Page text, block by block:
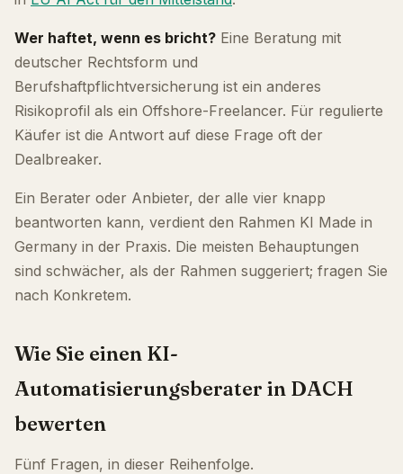
Wer haftet, wenn es bricht? Eine Beratung mit
deutscher Rechtsform und
Berufshaftpflichtversicherung ist ein anderes
Risikoprofil als ein Offshore-Freelancer. Für regulierte
Käufer ist die Antwort auf diese Frage oft der
Dealbreaker.
Ein Berater oder Anbieter, der alle vier knapp
beantworten kann, verdient den Rahmen KI Made in
Germany in der Praxis. Die meisten Behauptungen
sind schwächer, als der Rahmen suggeriert; fragen Sie
nach Konkretem.
Wie Sie einen KI-
Automatisierungsberater in DACH
bewerten
Fünf Fragen, in dieser Reihenfolge.